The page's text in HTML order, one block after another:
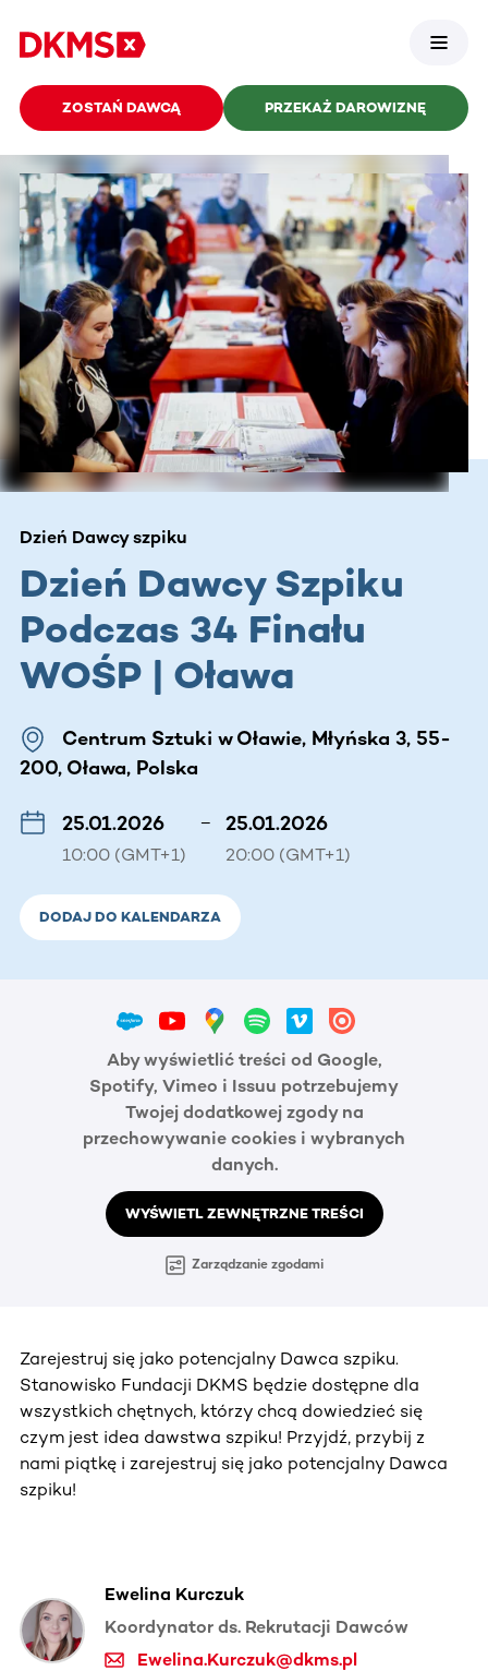
ZOSTAŃ DAWCĄ PRZEKAŻ DAROWIZNĘ
Dzień Dawcy szpiku
Dzień Dawcy Szpiku
Podczas 34 Finału
WOŚP | Oława
Centrum Sztuki w Oławie, Młyńska 3, 55-
200, Oława, Polska
25.01.2026
10:00 (GMT+1)
– 25.01.2026
20:00 (GMT+1)
DODAJ DO KALENDARZA
Aby wyświetlić treści od Google,
Spotify, Vimeo i Issuu potrzebujemy
Twojej dodatkowej zgody na
przechowywanie cookies i wybranych
danych.
WYŚWIETL ZEWNĘTRZNE TREŚCI
Zarządzanie zgodami
Zarejestruj się jako potencjalny Dawca szpiku.
Stanowisko Fundacji DKMS będzie dostępne dla
wszystkich chętnych, którzy chcą dowiedzieć się
czym jest idea dawstwa szpiku! Przyjdź, przybij z
nami piątkę i zarejestruj się jako potencjalny Dawca
szpiku!
Ewelina Kurczuk
Koordynator ds. Rekrutacji Dawców
Ewelina.Kurczuk@dkms.pl